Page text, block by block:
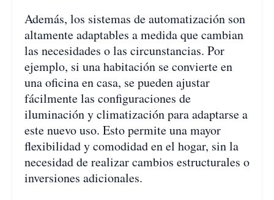
Además, los sistemas de automatización son
altamente adaptables a medida que cambian
las necesidades o las circunstancias. Por
ejemplo, si una habitación se convierte en
una oficina en casa, se pueden ajustar
fácilmente las configuraciones de
iluminación y climatización para adaptarse a
este nuevo uso. Esto permite una mayor
flexibilidad y comodidad en el hogar, sin la
necesidad de realizar cambios estructurales o
inversiones adicionales.